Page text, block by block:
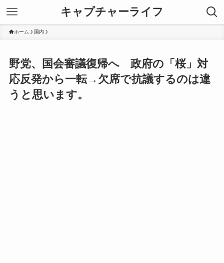
キャプチャーライフ
ホーム 国内
野党、国会審議復帰へ 政府の「桜」対
応反発から一転→欠席で抗議するのは違
うと思います。